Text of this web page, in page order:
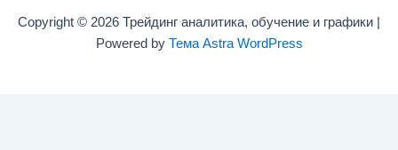
Copyright © 2026 Трейдинг аналитика, обучение и графики |
Powered by Тема Astra WordPress